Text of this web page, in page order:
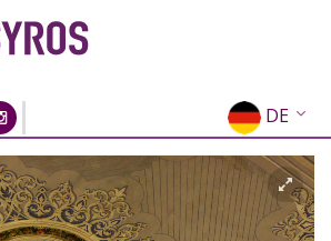
DE
EN
EL